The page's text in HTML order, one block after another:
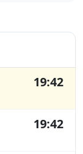
19:42
19:42